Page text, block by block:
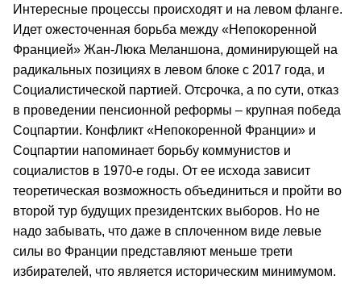
Интересные процессы происходят и на левом фланге.
Идет ожесточенная борьба между «Непокоренной
Францией» Жан-Люка Меланшона, доминирующей на
радикальных позициях в левом блоке с 2017 года, и
Социалистической партией. Отсрочка, а по сути, отказ
в проведении пенсионной реформы – крупная победа
Соцпартии. Конфликт «Непокоренной Франции» и
Соцпартии напоминает борьбу коммунистов и
социалистов в 1970-е годы. От ее исхода зависит
теоретическая возможность объединиться и пройти во
второй тур будущих президентских выборов. Но не
надо забывать, что даже в сплоченном виде левые
силы во Франции представляют меньше трети
избирателей, что является историческим минимумом.